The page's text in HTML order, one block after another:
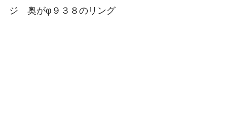
ジ 奥がφ９３８のリング